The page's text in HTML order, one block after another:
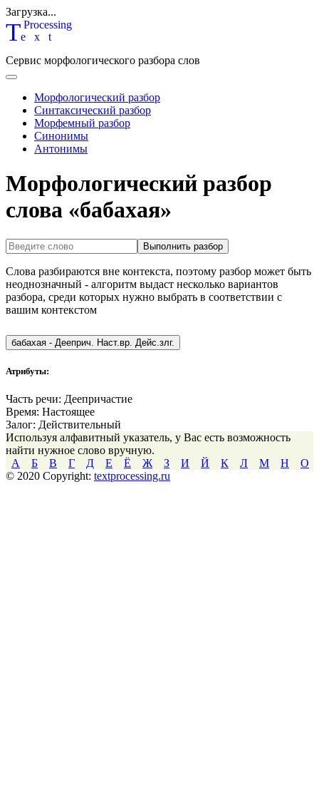
Загрузка...
Text
Processing
Сервис морфологического разбора слов
Морфологический разбор
Синтаксический разбор
Морфемный разбор
Синонимы
Антонимы
Морфологический разбор
слова «бабахая»
Выполнить разбор
Слова разбираются вне контекста, поэтому разбор может быть
неоднозначный - алгоритм выдаст несколько вариантов
разбора, среди которых нужно выбрать в соответствии с
вашим контекстом
бабахая - Дееприч. Наст.вр. Дейс.злг.
Атрибуты:
Часть речи: Деепричастие
Время: Настоящее
Залог: Действительный
Используя алфавитный указатель, у Вас есть возможность
найти нужное слово вручную.
А
Б В Г Д Е Ё Ж З И Й К Л М Н
О
© 2020 Copyright: textprocessing.ru